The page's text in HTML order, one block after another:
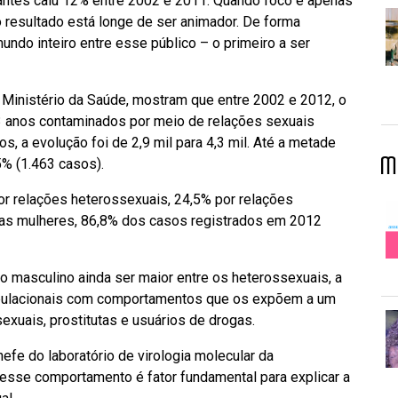
está longe de ser animador. De forma
inteiro entre esse público – o primeiro a ser
da Saúde, mostram que entre 2002 e 2012, o
contaminados por meio de relações sexuais
a evolução foi de 2,9 mil para 4,3 mil. Até a metade
(1.463 casos).
relações heterossexuais, 24,5% por relações
mulheres, 86,8% dos casos registrados em 2012
masculino ainda ser maior entre os heterossexuais, a
com comportamentos que os expõem a um
prostitutas e usuários de drogas.
do laboratório de virologia molecular da
comportamento é fator fundamental para explicar a